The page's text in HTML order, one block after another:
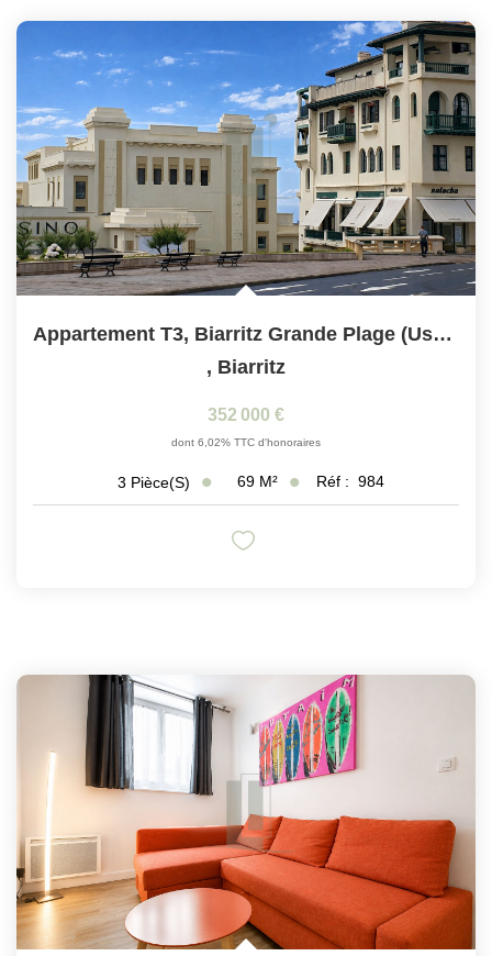
Appartement T3, Biarritz Grande Plage (Usage Professionnel...
, Biarritz
352 000 €
dont 6,02% TTC d'honoraires
3 Pièce(s) 69 M² Réf : 984